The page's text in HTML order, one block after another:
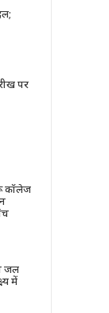
पर
कॉलेज
जल
में